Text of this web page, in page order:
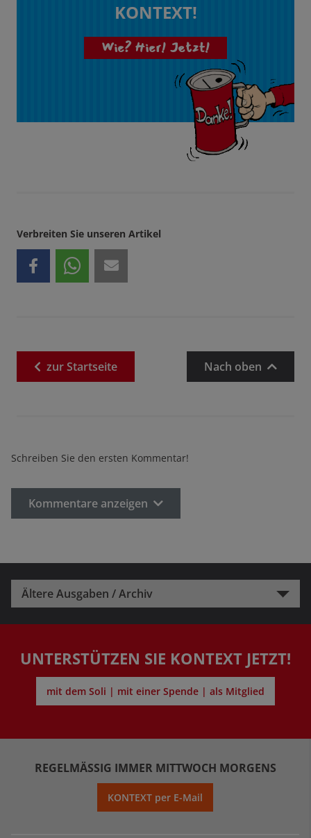
KONTEXT!
Wie? Hier! Jetzt!
Verbreiten Sie unseren Artikel
zurStartseite Nach oben
Schreiben Sie den ersten Kommentar!
Kommentare anzeigen
Ältere Ausgaben / Archiv
UNTERSTÜTZEN SIE KONTEXT JETZT!
mit dem Soli | mit einer Spende | als Mitglied
REGELMÄSSIG IMMER MITTWOCH MORGENS
KONTEXT per E-Mail